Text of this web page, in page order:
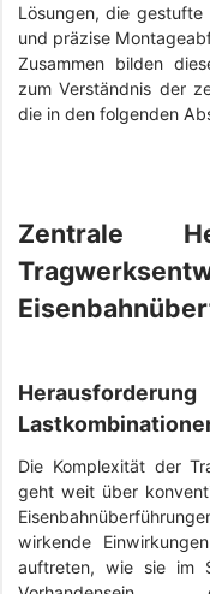
Lösungen, die gestufte
und präzise
Zusammen bilden
zum Verständnis der
die in den folgenden
Zentrale
Die Komplexität der
geht weit über
wirkende
auftreten, wie sie im